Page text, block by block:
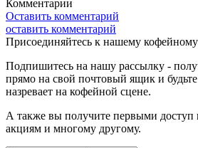
Комментарии
Оставить комментарий
оставить комментарий
Присоединяйтесь к нашему
Подпишитесь на нашу рассылку -
прямо на свой почтовый ящик и будьте
назревает на кофейной сцене.
А также вы получите первыми доступ
акциям и многому другому.